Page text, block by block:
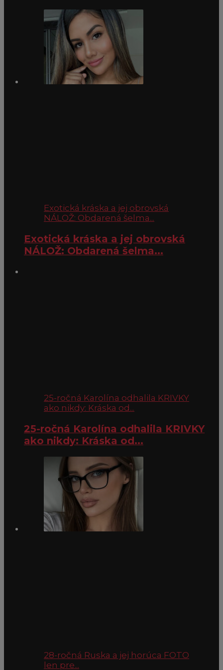
Exotická kráska a jej obrovská
NÁLOŽ: Obdarená šelma...
Exotická kráska a jej obrovská
NÁLOŽ: Obdarená šelma...
25-ročná Karolína odhalila KRIVKY
ako nikdy: Kráska od...
25-ročná Karolína odhalila KRIVKY
ako nikdy: Kráska od...
28-ročná Ruska a jej horúca FOTO
len pre...